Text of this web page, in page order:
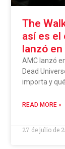
The
así es el
lanzó en
AMC lanzó
Dead
importa y
READ MORE »
27 de julio de